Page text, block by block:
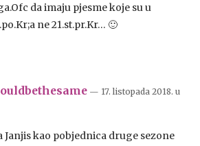
da imaju pjesme koje su u
ne 21.st.pr.Kr… 🙂
— 17. listopada 2018. u
Janjis kao pobjednica druge sezone